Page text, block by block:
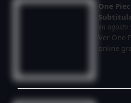
One
en agosto
Ver One
online